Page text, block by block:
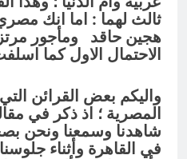
ثالث لهما : اما انك
هجين حاقد ومأجور
الاحتمال الاول كما
واليكم بعض القرائن
المصرية ؛ اذ ذكر في
شاهدنا وسمعنا ونحن
في القاهرة وأثناء